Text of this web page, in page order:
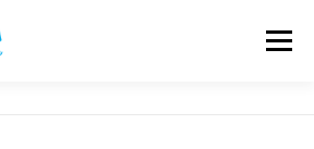
Menu